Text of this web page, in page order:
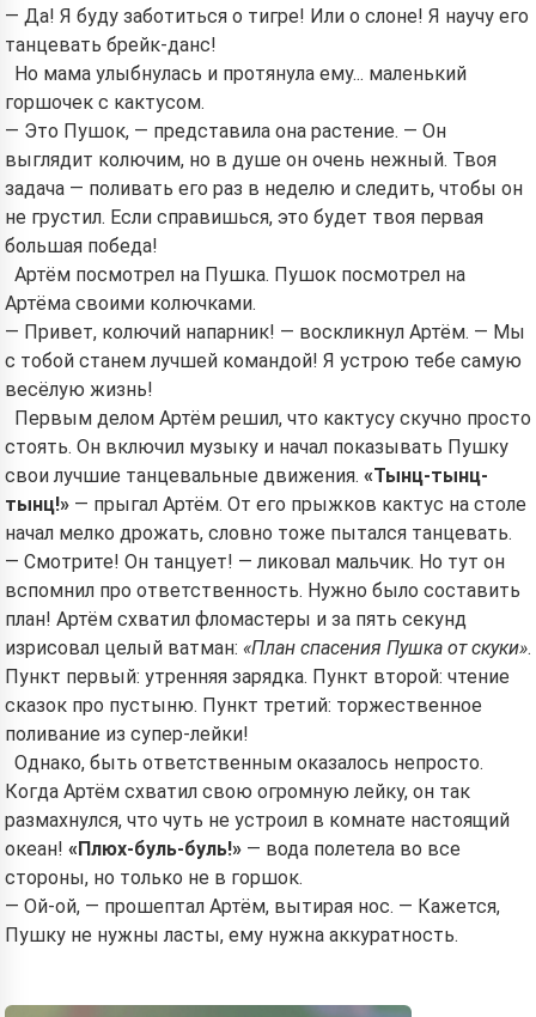
— Да! Я буду заботиться о тигре! Или о слоне! Я научу его
танцевать брейк-данс!
Но мама улыбнулась и протянула ему... маленький
горшочек с кактусом.
— Это Пушок, — представила она растение. — Он
выглядит колючим, но в душе он очень нежный. Твоя
задача — поливать его раз в неделю и следить, чтобы он
не грустил. Если справишься, это будет твоя первая
большая победа!
Артём посмотрел на Пушка. Пушок посмотрел на
Артёма своими колючками.
— Привет, колючий напарник! — воскликнул Артём. — Мы
с тобой станем лучшей командой! Я устрою тебе самую
весёлую жизнь!
Первым делом Артём решил, что кактусу скучно просто
стоять. Он включил музыку и начал показывать Пушку
свои лучшие танцевальные движения. «Тынц-тынц-
тынц!» — прыгал Артём. От его прыжков кактус на столе
начал мелко дрожать, словно тоже пытался танцевать.
— Смотрите! Он танцует! — ликовал мальчик. Но тут он
вспомнил про ответственность. Нужно было составить
план! Артём схватил фломастеры и за пять секунд
изрисовал целый ватман: «План спасения Пушка от скуки».
Пункт первый: утренняя зарядка. Пункт второй: чтение
сказок про пустыню. Пункт третий: торжественное
поливание из супер-лейки!
Однако, быть ответственным оказалось непросто.
Когда Артём схватил свою огромную лейку, он так
размахнулся, что чуть не устроил в комнате настоящий
океан! «Плюх-буль-буль!» — вода полетела во все
стороны, но только не в горшок.
— Ой-ой, — прошептал Артём, вытирая нос. — Кажется,
Пушку не нужны ласты, ему нужна аккуратность.